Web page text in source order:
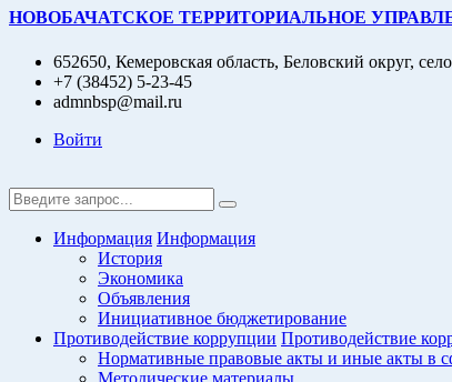
НОВОБАЧАТСКОЕ ТЕРРИТОРИАЛЬНОЕ
652650, Кемеровская область, Беловский округ,
+7 (38452) 5-23-45
admnbsp@mail.ru
Войти
Информация Информация
История
Экономика
Объявления
Инициативное бюджетирование
Противодействие коррупции Противодействие
Нормативные правовые акты и иные акты в
Методические материалы